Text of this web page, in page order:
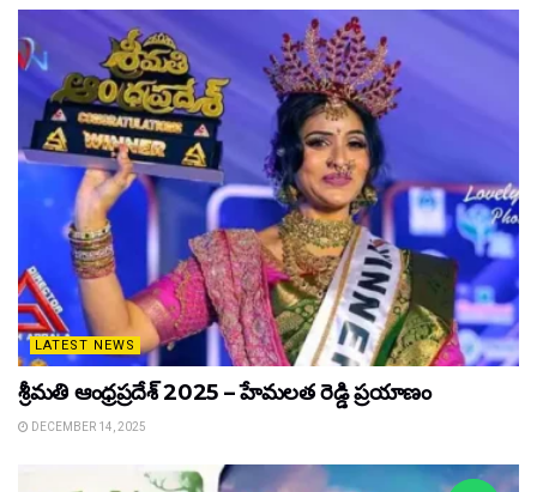
LATEST NEWS
శ్రీమతి ఆంధ్రప్రదేశ్ 2025 – హేమలత రెడ్డి ప్రయాణం
DECEMBER 14, 2025